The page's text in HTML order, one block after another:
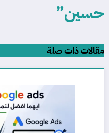
حسين”
مقالات ذات صلة